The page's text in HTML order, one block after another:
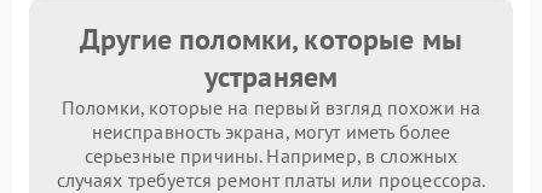
Другие поломки, которые мы
устраняем
Поломки, которые на первый взгляд похожи на
неисправность экрана, могут иметь более
серьезные причины. Например, в сложных
случаях требуется ремонт платы или процессора.